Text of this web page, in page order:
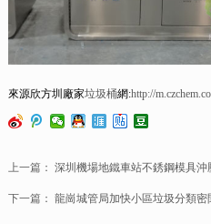
來源欣方圳廠家垃圾桶網:http://
上一篇： 深圳機場地鐵車站不銹鋼模具沖
下一篇： 龍崗城管局加快小區垃圾分類